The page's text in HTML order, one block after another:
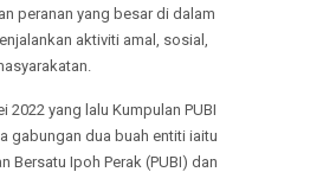
peranan yang besar di dalam
aktiviti amal, sosial,
2022 yang lalu Kumpulan PUBI
gabungan dua buah entiti iaitu
Bersatu Ipoh Perak (PUBI) dan